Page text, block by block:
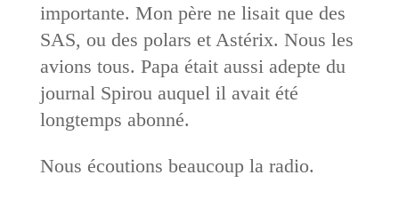
importante. Mon père ne lisait que des
SAS, ou des polars et Astérix. Nous les
avions tous. Papa était aussi adepte du
journal Spirou auquel il avait été
longtemps abonné.
Nous écoutions beaucoup la radio.